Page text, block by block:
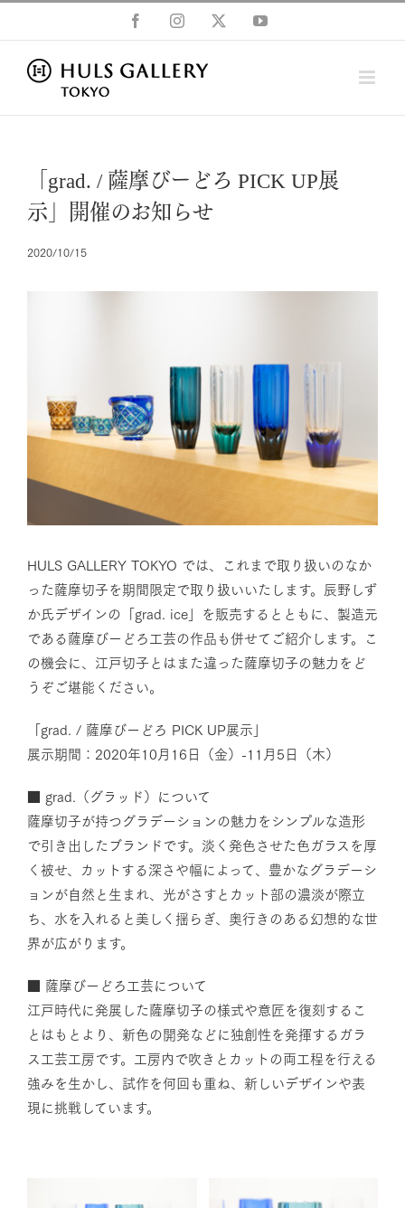
to
content
FacebookInstagram YouTube
「grad. / 薩摩びーどろ PICK UP展
示」開催のお知らせ
2020/10/15
HULS GALLERY TOKYO では、これまで取り扱いのなか
った薩摩切子を期間限定で取り扱いいたします。辰野しず
か氏デザインの「grad. ice」を販売するとともに、製造元
である薩摩びーどろ工芸の作品も併せてご紹介します。こ
の機会に、江戸切子とはまた違った薩摩切子の魅力をど
うぞご堪能ください。
「grad. / 薩摩びーどろ PICK UP展示」
展示期間：2020年10月16日（金）-11月5日（木）
■ grad.（グラッド）について
薩摩切子が持つグラデーションの魅力をシンプルな造形
で引き出したブランドです。淡く発色させた色ガラスを厚
く被せ、カットする深さや幅によって、豊かなグラデーシ
ョンが自然と生まれ、光がさすとカット部の濃淡が際立
ち、水を入れると美しく揺らぎ、奥行きのある幻想的な世
界が広がります。
■ 薩摩びーどろ工芸について
江戸時代に発展した薩摩切子の様式や意匠を復刻するこ
とはもとより、新色の開発などに独創性を発揮するガラ
ス工芸工房です。工房内で吹きとカットの両工程を行える
強みを生かし、試作を何回も重ね、新しいデザインや表
現に挑戦しています。